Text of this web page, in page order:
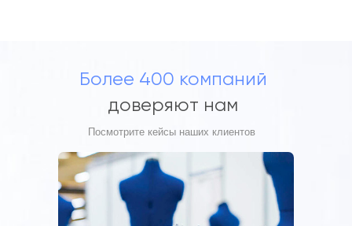
Более 400 компаний
доверяют нам
Посмотрите кейсы наших клиентов